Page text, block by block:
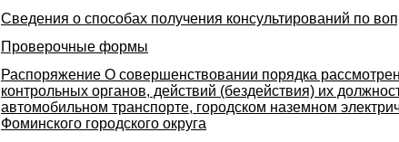
Сведения о способах получения консультирований по
Проверочные формы
Распоряжение О совершенствовании порядка
контрольных органов, действий (бездействия) их
автомобильном транспорте, городском наземном
Фоминского городского округа